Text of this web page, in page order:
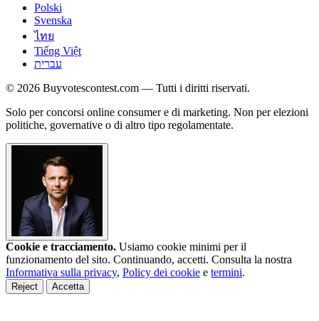
Polski
Svenska
ไทย
Tiếng Việt
עברית
© 2026 Buyvotescontest.com — Tutti i diritti riservati.
Solo per concorsi online consumer e di marketing. Non per elezioni
politiche, governative o di altro tipo regolamentate.
Cookie e tracciamento. Usiamo cookie minimi per il
funzionamento del sito. Continuando, accetti. Consulta la nostra
Informativa sulla privacy, Policy dei cookie e termini.
Reject Accetta